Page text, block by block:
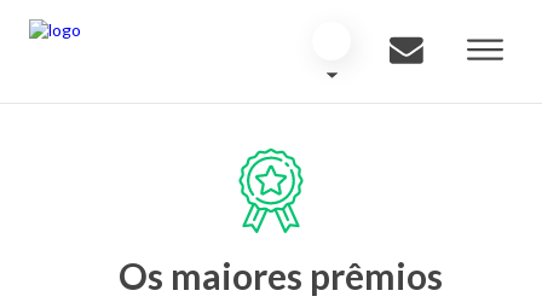
Os maiores prêmios